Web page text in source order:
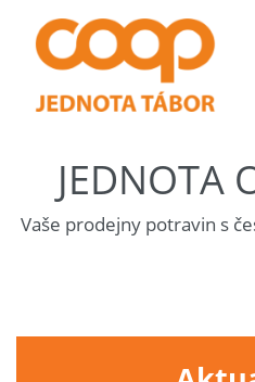
JEDNOTA
Vaše prodejny potravin s